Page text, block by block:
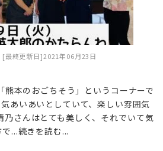
[最終更新日]2021年06月23日
本のおごちそう」というコーナーで
あいあいとしていて、楽しい雰囲気
さんはとても美しく、それでいて気
...続きを読む...